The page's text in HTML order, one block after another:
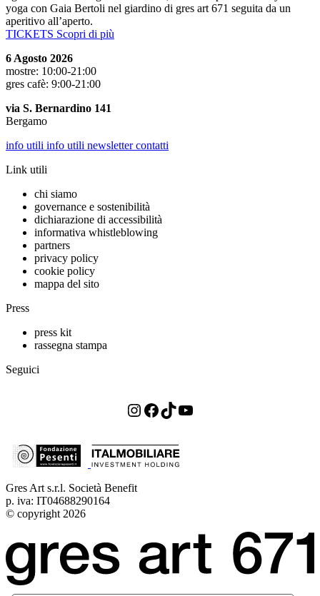
yoga con Gaia Bertoli nel giardino di gres art 671 seguita da un
aperitivo all’aperto.
TICKETS Scopri di più
6 Agosto 2026
mostre: 10:00-21:00
gres cafè: 9:00-21:00
via S. Bernardino 141
Bergamo
info utili info utili newslettercontatti
Link utili
chi siamo
governance e sostenibilità
dichiarazione di accessibilità
informativa whistleblowing
partners
privacy policy
cookie policy
mappa del sito
Press
press kit
rassegna stampa
Seguici
Instagram
Facebook
TikTok
YouTube
Gres Art s.r.l. Società Benefit
p. iva: IT04688290164
© copyright 2026